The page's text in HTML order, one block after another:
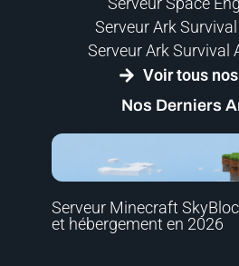
Nos Derniers
Serveur Minecraft
et hébergement en 2026
Serveur Ark
Serveur Ark Survival
Voir tous